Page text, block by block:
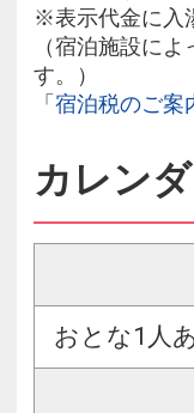
※表示代金に入
（宿泊施設に
す。）
「 宿泊税のご案
カレン
おとな1人